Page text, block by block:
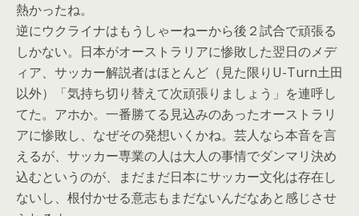
熱かったね。
逆にウクライナはもうしゃーねーから後２試合で頑張る
しかない。日本がオーストラリアに惨敗した翌日のメデ
ィア、サッカー解説者はほとんど（見た限りU-Turn土田
以外）「気持ち切り替えて次頑張りましょう」を連呼し
てた。アホか。一番勝てる見込みのあったオーストラリ
アに惨敗し、なぜその発想いくかね。芸人なら本音を言
えるが、サッカー専業の人は大人の事情でダンマリ決め
込むというのが、まだまだ日本にサッカー文化は存在し
ないし、根付かせる意志もまだないんだなあと感じさせ